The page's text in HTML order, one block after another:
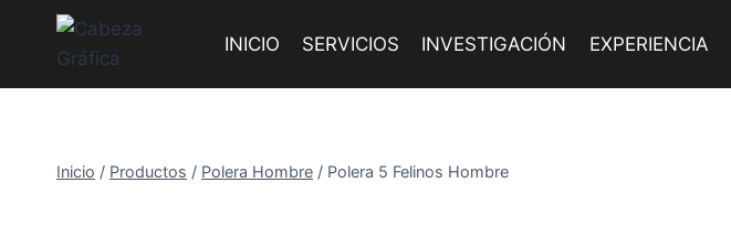
INICIO SERVICIOS INVESTIGACIÓN EXPERIENCIA
Inicio / Productos / Polera Hombre / Polera 5 Felinos Hombre